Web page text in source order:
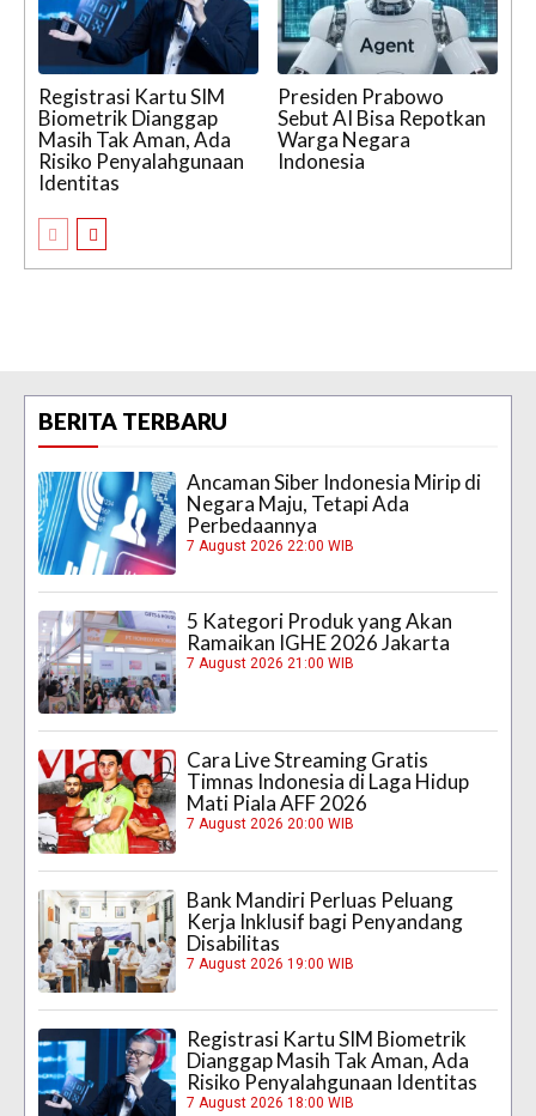
Registrasi Kartu SIM
Biometrik Dianggap
Masih Tak Aman, Ada
Risiko Penyalahgunaan
Identitas
Presiden Prabowo
Sebut AI Bisa Repotkan
Warga Negara
Indonesia
BERITA TERBARU
Ancaman Siber Indonesia Mirip di
Negara Maju, Tetapi Ada
Perbedaannya
7 August 2026 22:00 WIB
5 Kategori Produk yang Akan
Ramaikan IGHE 2026 Jakarta
7 August 2026 21:00 WIB
Cara Live Streaming Gratis
Timnas Indonesia di Laga Hidup
Mati Piala AFF 2026
7 August 2026 20:00 WIB
Bank Mandiri Perluas Peluang
Kerja Inklusif bagi Penyandang
Disabilitas
7 August 2026 19:00 WIB
Registrasi Kartu SIM Biometrik
Dianggap Masih Tak Aman, Ada
Risiko Penyalahgunaan Identitas
7 August 2026 18:00 WIB